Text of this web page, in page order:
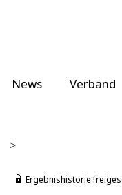
News Verband
>
Ergebnishistorie